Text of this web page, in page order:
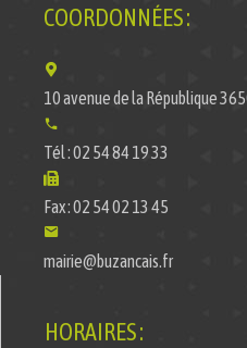
COORDONNÉES :
10 avenue de la République
Tél : 02 54 84 19 33
Fax : 02 54 02 13 45
mairie@buzancais.fr
HORAIRES :